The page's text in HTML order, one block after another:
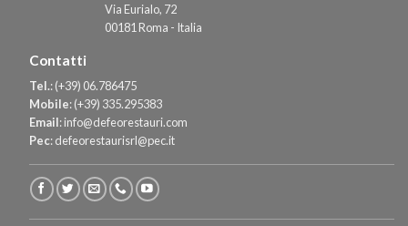
Via Eurialo, 72
00181 Roma - Italia
Contatti
Tel.:(+39) 06.786475
Mobile:(+39) 335.295383
Email:info@defeorestauri.com
Pec:defeorestaurisrl@pec.it